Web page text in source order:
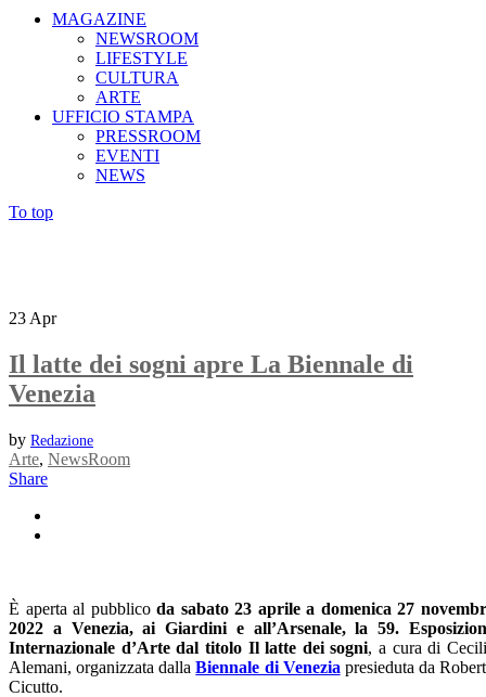
MAGAZINE
NEWSROOM
LIFESTYLE
CULTURA
ARTE
UFFICIO STAMPA
PRESSROOM
EVENTI
NEWS
To top
23 Apr
Il latte dei sogni apre La Biennale di
Venezia
by Redazione
Arte, NewsRoom
Share
È aperta al pubblicoda sabato 23 aprile a domenica 27
2022 a Venezia, ai Giardini e all’Arsenale, la 59.
Internazionale d’Arte dal titolo Il latte dei sogni, a cura di
Alemani, organizzata dallaBiennale di Venezia presieduta da
Cicutto.